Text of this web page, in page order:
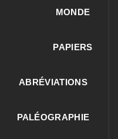
MONDE
PAPIERS
ABRÉVIATIONS
PALÉOGRAPHIE